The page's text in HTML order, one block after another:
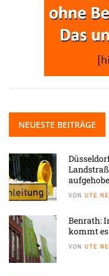
NEUESTE BEITRÄGE
VON UTE
Benrath:
kommt
VON UTE